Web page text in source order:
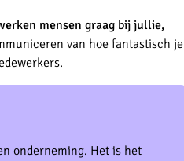
mensen graag bij jullie,
van hoe fantastisch je
onderneming. Het is het